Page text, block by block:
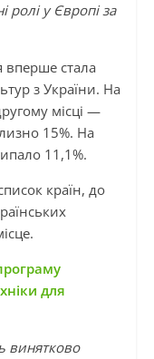
ролі у Європі за
вперше стала
з України. На
місці —
15%. На
11,1%.
країн, до
для
винятково